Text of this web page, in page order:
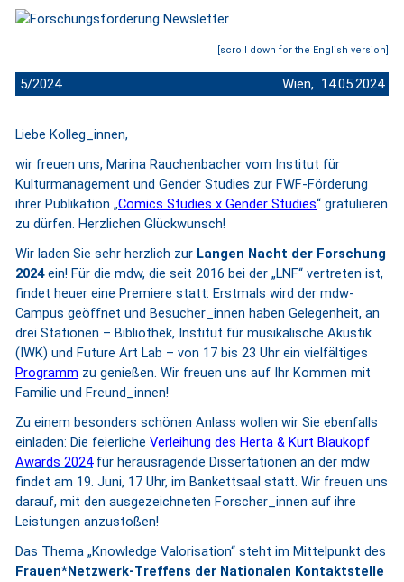
[scroll down for the English version]
5/2024 Wien, 14.05.2024
Liebe Kolleg_innen,
wir freuen uns, Marina Rauchenbacher vom Institut für
Kulturmanagement und Gender Studies zur FWF-Förderung
ihrer Publikation „Comics Studies x Gender Studies“ gratulieren
zu dürfen. Herzlichen Glückwunsch!
Wir laden Sie sehr herzlich zur Langen Nacht der Forschung
2024ein! Für die mdw, die seit 2016 bei der „LNF“ vertreten ist,
findet heuer eine Premiere statt: Erstmals wird der mdw-
Campus geöffnet und Besucher_innen haben Gelegenheit, an
drei Stationen – Bibliothek, Institut für musikalische Akustik
(IWK) und Future Art Lab – von 17 bis 23 Uhr ein vielfältiges
Programm zu genießen. Wir freuen uns auf Ihr Kommen mit
Familie und Freund_innen!
Zu einem besonders schönen Anlass wollen wir Sie ebenfalls
einladen: Die feierliche Verleihung des Herta & Kurt Blaukopf
Awards 2024für herausragende Dissertationen an der mdw
findet am 19. Juni, 17 Uhr, im Bankettsaal statt. Wir freuen uns
darauf, mit den ausgezeichneten Forscher_innen auf ihre
Leistungen anzustoßen!
Das Thema „Knowledge Valorisation“ steht im Mittelpunkt des
Frauen*Netzwerk-Treffens der Nationalen Kontaktstelle